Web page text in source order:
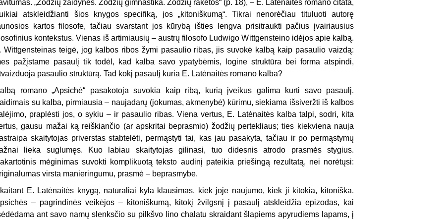
„Žodžių žaidynės. Žodžių gimnastika. Žodžių raketos“ (p. 18), – E. Latėnaitės romano citata,
atskleidžianti šios knygos specifiką, jos „kitoniškumą“. Tikrai nenorėčiau tituluoti autorę
kartos filosofe, tačiau svarstant jos kūrybą išties lengva prisitraukti pačius įvairiausius
kontekstus. Vienas iš artimiausių – austrų filosofo Ludwigo Wittgensteino idėjos apie kalbą.
Wittgensteinas teigė, jog kalbos ribos žymi pasaulio ribas, jis suvokė kalbą kaip pasaulio vaizdą:
pažįstame pasaulį tik todėl, kad kalba savo ypatybėmis, logine struktūra bei forma atspindi,
pasaulio struktūrą. Tad kokį pasaulį kuria E. Latėnaitės romano kalba?
romano „Apsichė“ pasakotoja suvokia kaip ribą, kurią įveikus galima kurti savo pasaulį.
su kalba, pirmiausia – naujadarų (jokumas, akmenybė) kūrimu, siekiama išsiveržti iš kalbos
praplėsti jos, o sykiu – ir pasaulio ribas. Viena vertus, E. Latėnaitės kalba talpi, sodri, kita
gausu mažai ką reiškiančio (ar apskritai beprasmio) žodžių pertekliaus; ties kiekviena nauja
skaitytojas priverstas stabtelėti, permąstyti tai, kas jau pasakyta, tačiau ir po permąstymų
lieka suglumęs. Kuo labiau skaitytojas gilinasi, tuo didesnis atrodo prasmės stygius.
mėginimas suvokti komplikuotą teksto audinį pateikia priešingą rezultatą, nei norėtųsi:
virsta manieringumu, prasmė – beprasmybe.
E. Latėnaitės knygą, natūraliai kyla klausimas, kiek joje naujumo, kiek ji kitokia, kitoniška.
– pagrindinės veikėjos – kitoniškumą, kitokį žvilgsnį į pasaulį atskleidžia epizodas, kai
ant savo namų slenksčio su pilkšvo lino chalatu skraidant šlapiems apyrudiems lapams, į